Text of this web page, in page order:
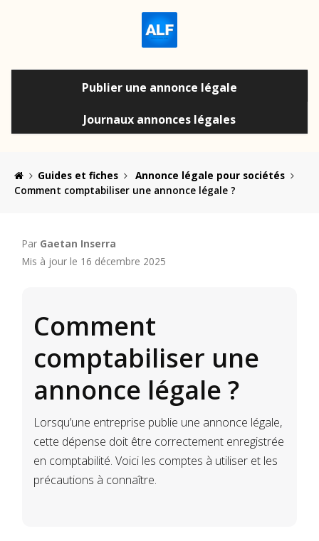
Publier une annonce légale
Journaux annonces légales
Guides et fiches
Annonce légale pour sociétés
Comment comptabiliser une annonce légale ?
Par Gaetan Inserra
Mis à jour le 16 décembre 2025
Comment
comptabiliser une
annonce légale ?
Lorsqu’une entreprise publie une annonce légale,
cette dépense doit être correctement enregistrée
en comptabilité. Voici les comptes à utiliser et les
précautions à connaître.